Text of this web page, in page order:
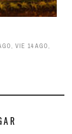
, VIE 14 AGO,